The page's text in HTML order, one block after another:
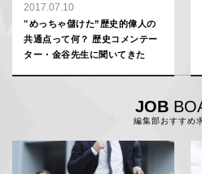
2017.07.10
‟めっちゃ儲けた”歴史的偉人の
共通点って何？ 歴史コメンテー
ター・金谷先生に聞いてきた
JOB
編集部おすすめ